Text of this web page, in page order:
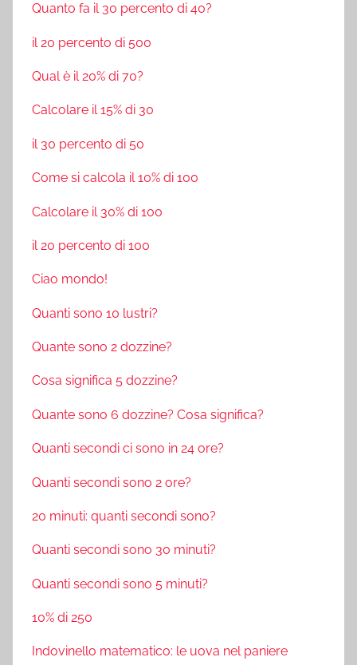
Quanto fa il 30 percento di 40?
il 20 percento di 500
Qual è il 20% di 70?
Calcolare il 15% di 30
il 30 percento di 50
Come si calcola il 10% di 100
Calcolare il 30% di 100
il 20 percento di 100
Ciao mondo!
Quanti sono 10 lustri?
Quante sono 2 dozzine?
Cosa significa 5 dozzine?
Quante sono 6 dozzine? Cosa significa?
Quanti secondi ci sono in 24 ore?
Quanti secondi sono 2 ore?
20 minuti: quanti secondi sono?
Quanti secondi sono 30 minuti?
Quanti secondi sono 5 minuti?
10% di 250
Indovinello matematico: le uova nel paniere